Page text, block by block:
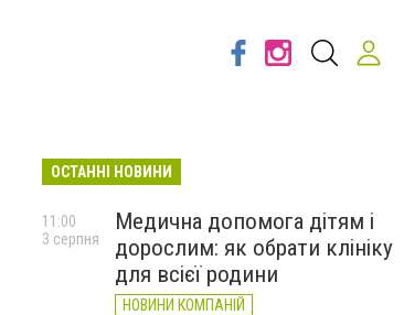
ОСТАННІ НОВИНИ
Медична допомога дітям і
дорослим: як обрати клініку
для всієї родини
НОВИНИ КОМПАНІЙ
11:00
3 серпня